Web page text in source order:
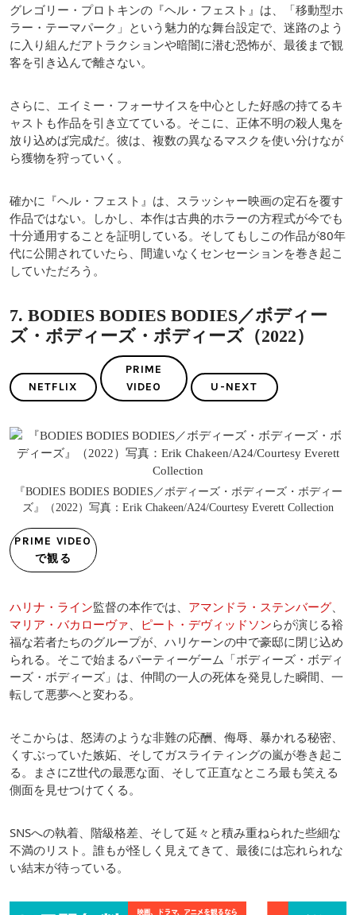
グレゴリー・プロトキンの『ヘル・フェスト』は、「移動型ホ
ラー・テーマパーク」という魅力的な舞台設定で、迷路のよう
に入り組んだアトラクションや暗闇に潜む恐怖が、最後まで観
客を引き込んで離さない。
さらに、エイミー・フォーサイスを中心とした好感の持てるキ
ャストも作品を引き立てている。そこに、正体不明の殺人鬼を
放り込めば完成だ。彼は、複数の異なるマスクを使い分けなが
ら獲物を狩っていく。
確かに『ヘル・フェスト』は、スラッシャー映画の定石を覆す
作品ではない。しかし、本作は古典的ホラーの方程式が今でも
十分通用することを証明している。そしてもしこの作品が80年
代に公開されていたら、間違いなくセンセーションを巻き起こ
していただろう。
7. BODIES BODIES BODIES／ボディー
ズ・ボディーズ・ボディーズ（2022）
NETFLIX
PRIME
VIDEO
U-NEXT
『BODIES BODIES BODIES／ボディーズ・ボディーズ・ボディー
ズ』（2022）写真：Erik Chakeen/A24/Courtesy Everett Collection
PRIME VIDEO
で観る
ハリナ・ライン監督の本作では、 アマンドラ・ステンバーグ、
マリア・バカローヴァ、 ピート・デヴィッドソンらが演じる裕
福な若者たちのグループが、ハリケーンの中で豪邸に閉じ込め
られる。そこで始まるパーティーゲーム「ボディーズ・ボディ
ーズ・ボディーズ」は、仲間の一人の死体を発見した瞬間、一
転して悪夢へと変わる。
そこからは、怒涛のような非難の応酬、侮辱、暴かれる秘密、
くすぶっていた嫉妬、そしてガスライティングの嵐が巻き起こ
る。まさにZ世代の最悪な面、そして正直なところ最も笑える
側面を見せつけてくる。
SNSへの執着、階級格差、そして延々と積み重ねられた些細な
不満のリスト。誰もが怪しく見えてきて、最後には忘れられな
い結末が待っている。